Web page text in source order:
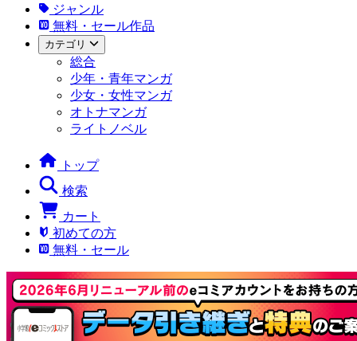
ジャンル
無料・セール作品
カテゴリ
総合
少年・青年マンガ
少女・女性マンガ
オトナマンガ
ライトノベル
トップ
検索
カート
初めての方
無料・セール